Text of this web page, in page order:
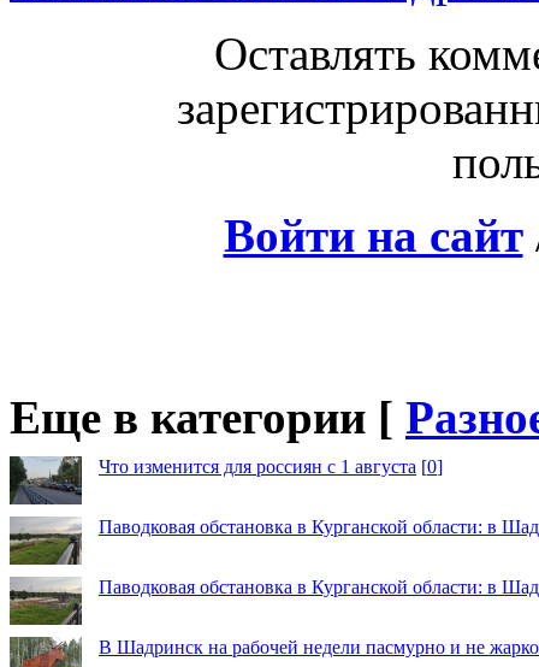
Оставлять
Войти на сайт
Еще в категории [
Что изменится для россиян с 1 августа [0]
Паводковая обстановка в Курганской области: в
Паводковая обстановка в Курганской области: в
В Шадринск на рабочей недели пасмурно и не жарко